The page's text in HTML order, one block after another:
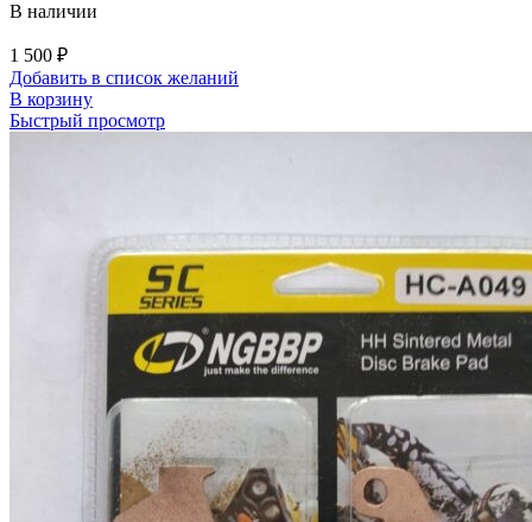
В наличии
1 500 ₽
Добавить в список желаний
В корзину
Быстрый просмотр